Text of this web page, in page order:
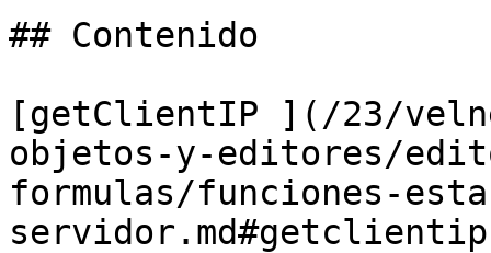
## Contenido
[getClientIP ](/23/
objetos-y-editores/
formulas/funciones-